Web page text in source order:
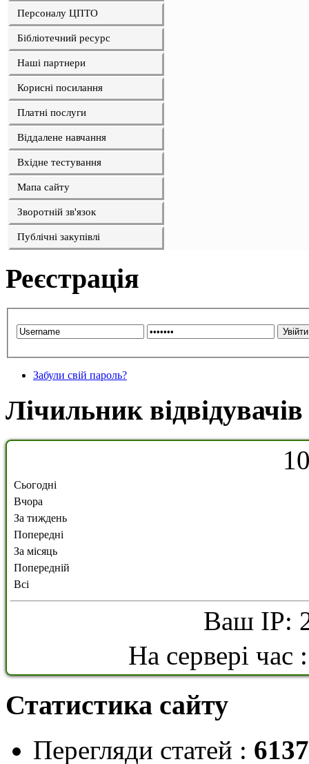
Персоналу ЦПТО
Бібліотечний ресурс
Наші партнери
Корисні посилання
Платні послуги
Віддалене навчання
Вхідне тестування
Мапа сайту
Зворотній зв'язок
Публічні закупівлі
Реєстрація
Забули свій пароль?
Лічильник відвідувачів
1
Сьогодні
Вчора
За тиждень
Попередні
За місяць
Попередній
Всі
Ваш IP:
На сервері
Статистика сайту
Перегляди статей :